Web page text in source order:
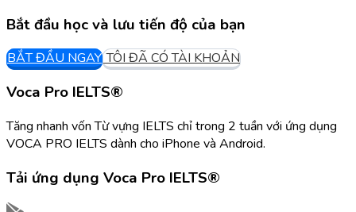
Bắt đầu học và lưu tiến độ của bạn
BẮT ĐẦU NGAY TÔI ĐÃ CÓ TÀI KHOẢN
Voca Pro IELTS®
Tăng nhanh vốn Từ vựng IELTS chỉ trong 2 tuần với ứng dụng
VOCA PRO IELTS dành cho iPhone và Android.
Tải ứng dụng Voca Pro IELTS®